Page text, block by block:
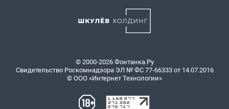
© 2000-2026 Фонтанка.Ру
Свидетельство Роскомнадзора ЭЛ № ФС 77-66333 от 14.07.2016
© ООО «Интернет Технологии»